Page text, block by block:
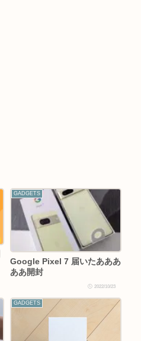
GADGETS
Google Pixel 7 届いたあああ
ああ開封
2022/10/23
GADGETS